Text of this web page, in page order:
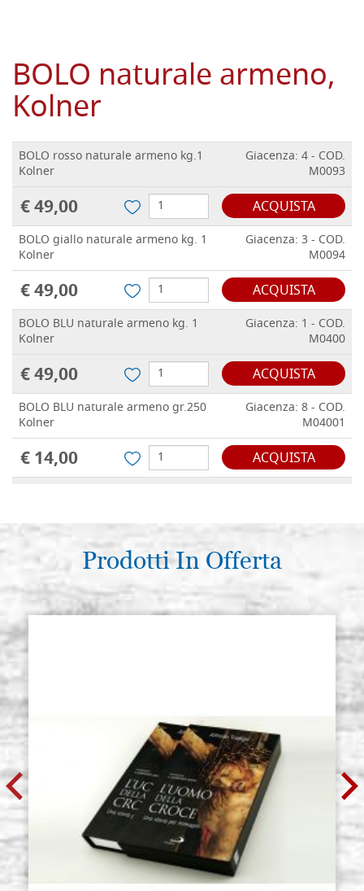
BOLO naturale armeno,
Kolner
BOLO rosso naturale armeno kg.1
Kolner
Giacenza: 4 - COD.
M0093
€ 49,00 ACQUISTA
BOLO giallo naturale armeno kg. 1
Kolner
Giacenza: 3 - COD.
M0094
€ 49,00 ACQUISTA
BOLO BLU naturale armeno kg. 1
Kolner
Giacenza: 1 - COD.
M0400
€ 49,00 ACQUISTA
BOLO BLU naturale armeno gr.250
Kolner
Giacenza: 8 - COD.
M04001
€ 14,00 ACQUISTA
€ 14,00 ACQUISTA
BOLO giallo ocra naturale armeno
gr.250 Kolner
Giacenza: 1 - COD.
€ 14,00
Prodotti In Offerta